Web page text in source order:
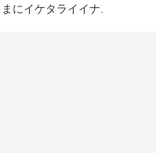
にイケタライイナ.